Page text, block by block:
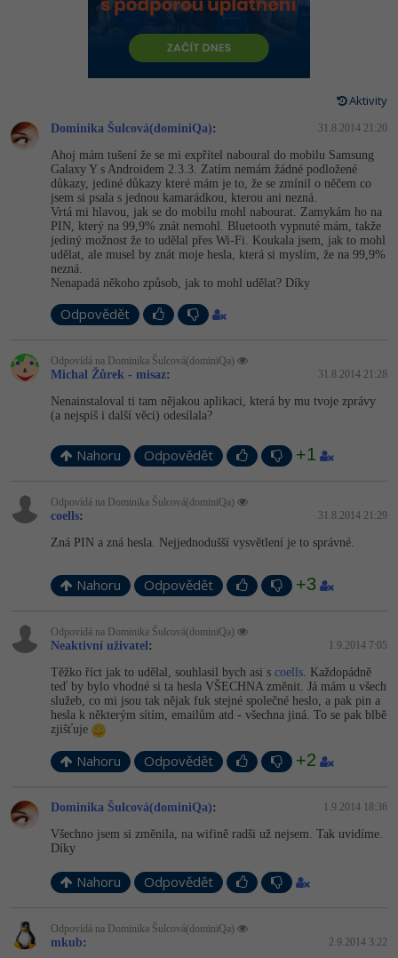
HTML5, CSS3, Bootstrap, SEO
SQL a databáze
UML a návrhové vzory
React
Spring
ASP.NET MVC
Django
Best practices
JavaScript
Python
HTML / CSS
UML a návrhové vzory
MySQL/MariaDB
MS-SQL
SQLite
Vývojář mobilních aplikací
Specialista na AI a bigdata
Webdesigner
Tester
Systémový administrátor
Grafik / UX/UI návrhář
3D grafik
WordPress specialista
Python -80%
JavaScript -80%
-80%
Swift -80%
Kotlin -80%
-80%
VB.NET
-80%
-41%
-10%
Fórum
Digitální gramotnost
Marketing -30%
-30%
UX
Business
-25%
Copywriting -30%
MS Office
Google Dokumenty
Elektronický podpis
Fórum
-80%
Adobe Illustrator -80%
Adobe XD -15%
Adobe InDesign -25%
Adobe After Effects
-80%
Inkscape
Fotografování
Video
Aktivity
Dominika Šulcová(dominiQa): 31.8.2014 21:20
Ahoj mám tušení že se mi expřítel naboural do mobilu Samsung
Galaxy Y s Androidem 2.3.3. Zatím nemám žádné podložené
důkazy, jediné důkazy které mám je to, že se zmínil o něčem co
jsem si psala s jednou kamarádkou, kterou ani nezná.
Vrtá mi hlavou, jak se do mobilu mohl nabourat. Zamykám ho na
PIN, který na 99,9% znát nemohl. Bluetooth vypnuté mám, takže
jediný možnost že to udělal přes Wi-Fi. Koukala jsem, jak to mohl
udělat, ale musel by znát moje hesla, která si myslím, že na 99,9%
nezná.
Nenapadá někoho způsob, jak to mohl udělat? Díky
Odpovědět
Odpovídá na Dominika Šulcová(dominiQa)
Michal Žůrek - misaz: 31.8.2014 21:28
Nenainstaloval ti tam nějakou aplikaci, která by mu tvoje zprávy
(a nejspíš i další věci) odesílala?
Nahoru Odpovědět +1
Odpovídá na Dominika Šulcová(dominiQa)
coells: 31.8.2014 21:29
Zná PIN a zná hesla. Nejjednodušší vysvětlení je to správné.
Nahoru Odpovědět +3
Odpovídá na Dominika Šulcová(dominiQa)
Neaktivní uživatel: 1.9.2014 7:05
Těžko říct jak to udělal, souhlasil bych asi s coells. Každopádně
teď by bylo vhodné si ta hesla VŠECHNA změnit. Já mám u všech
služeb, co mi jsou tak nějak fuk stejné společné heslo, a pak pin a
hesla k některým sítím, emailům atd - všechna jiná. To se pak blbě
zjišťuje
Nahoru Odpovědět +2
Dominika Šulcová(dominiQa): 1.9.2014 18:36
Všechno jsem si změnila, na wifině radši už nejsem. Tak uvidíme.
Díky
Nahoru Odpovědět
Odpovídá na Dominika Šulcová(dominiQa)
mkub: 2.9.2014 3:22